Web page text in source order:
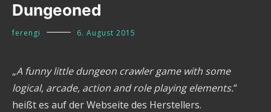
Dungeoned
ferengi 6. August 2015
„A funny little dungeon crawler game with some
logical, arcade, action and role playing elements.“
heißt es auf der Webseite des Herstellers.